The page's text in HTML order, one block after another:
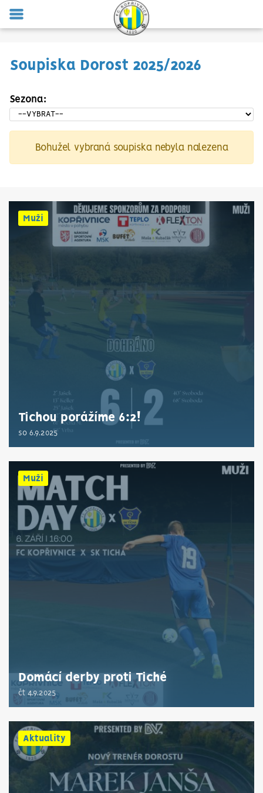
Soupiska Dorost 2025/2026
Sezona:
Bohužel vybraná soupiska nebyla nalezena
Muži
Tichou porážíme 6:2!
so 6.9.2025
Muži
Domácí derby proti Tiché
čt 4.9.2025
Aktuality